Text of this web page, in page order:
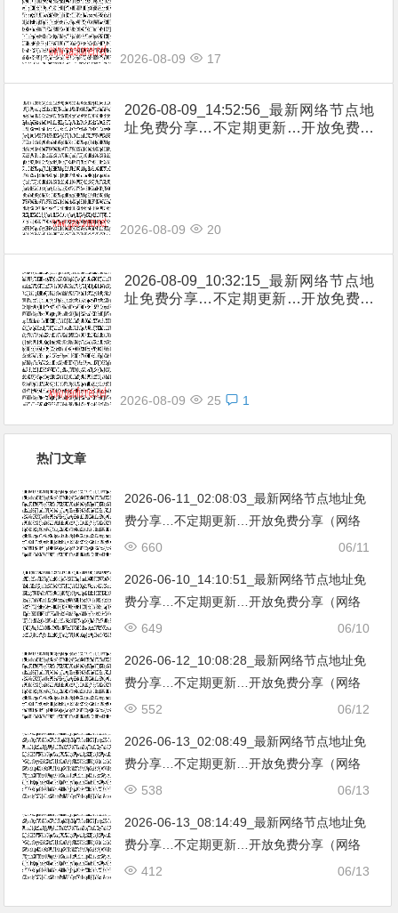
2026-08-09 17
2026-08-09_14:52:56_最新网络节点地
址免费分享…不定期更新…开放免费分
2026-08-09 20
2026-08-09_10:32:15_最新网络节点地
址免费分享…不定期更新…开放免费分
2026-08-09 25 1
热门文章
2026-06-11_02:08:03_最新网络节点地址免
费分享…不定期更新…开放免费分享（网络
免费节点香港|日本|韩国|新加坡|台湾|马来西
06/11
660
2026-06-10_14:10:51_最新网络节点地址免
费分享…不定期更新…开放免费分享（网络
免费节点香港|日本|韩国|新加坡|台湾|马来西
06/10
649
2026-06-12_10:08:28_最新网络节点地址免
费分享…不定期更新…开放免费分享（网络
免费节点香港|日本|韩国|新加坡|台湾|马来西
06/12
552
2026-06-13_02:08:49_最新网络节点地址免
费分享…不定期更新…开放免费分享（网络
免费节点香港|日本|韩国|新加坡|台湾|马来西
06/13
538
2026-06-13_08:14:49_最新网络节点地址免
费分享…不定期更新…开放免费分享（网络
免费节点香港|日本|韩国|新加坡|台湾|马来西
06/13
412